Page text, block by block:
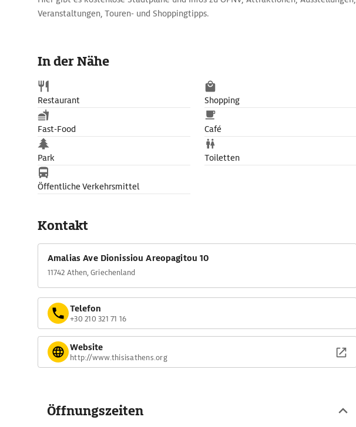
Veranstaltungen, Touren- und Shoppingtipps.
In der Nähe
Restaurant Shopping
Fast-Food Café
Park Toiletten
Öffentliche Verkehrsmittel
Kontakt
Amalias Ave Dionissiou Areopagitou 10
11742 Athen, Griechenland
Telefon
+30 210 321 71 16
Website
http://www.thisisathens.org
Öffnungszeiten